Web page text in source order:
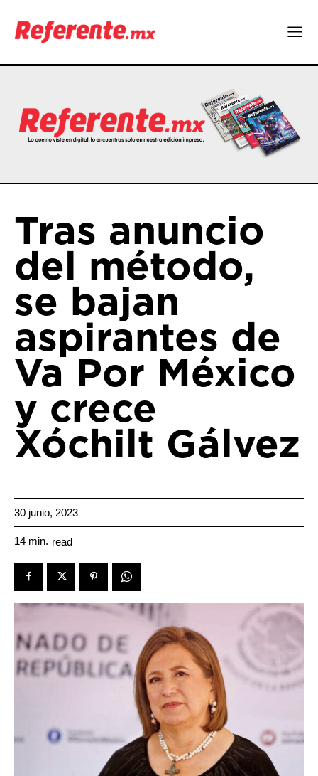
Tras anuncio
del método,
se bajan
aspirantes de
Va Por México
y crece
Xóchilt Gálvez
30 junio, 2023
14 min. read